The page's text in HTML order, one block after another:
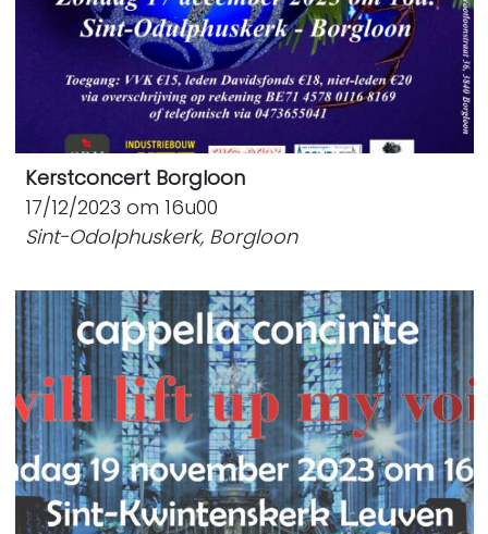
Kerstconcert Borgloon
17/12/2023 om 16u00
Sint-Odolphuskerk, Borgloon